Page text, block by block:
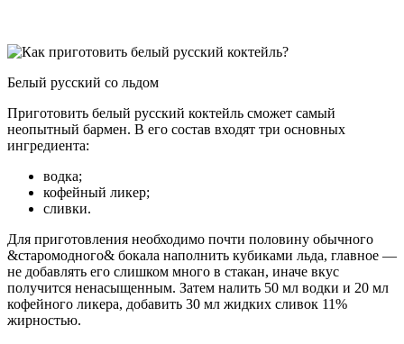
Белый русский со льдом
Приготовить белый русский коктейль сможет самый
неопытный бармен. В его состав входят три основных
ингредиента:
водка;
кофейный ликер;
сливки.
Для приготовления необходимо почти половину обычного
&старомодного& бокала наполнить кубиками льда, главное —
не добавлять его слишком много в стакан, иначе вкус
получится ненасыщенным. Затем налить 50 мл водки и 20 мл
кофейного ликера, добавить 30 мл жидких сливок 11%
жирностью.